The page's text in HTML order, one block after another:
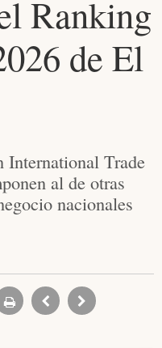
Ranking
de El
International Trade
al de otras
nacionales